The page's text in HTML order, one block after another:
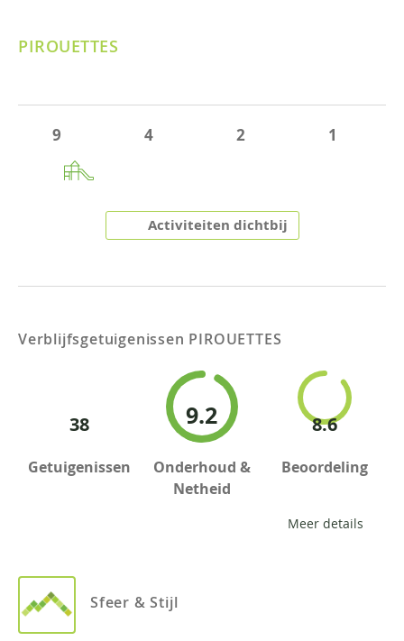
PIROUETTES
9 4 2 1
Activiteiten dichtbij
Verblijfsgetuigenissen PIROUETTES
38
Getuigenissen
9.2
Onderhoud &
Netheid
8.6
Beoordeling
Meer details
Sfeer & Stijl